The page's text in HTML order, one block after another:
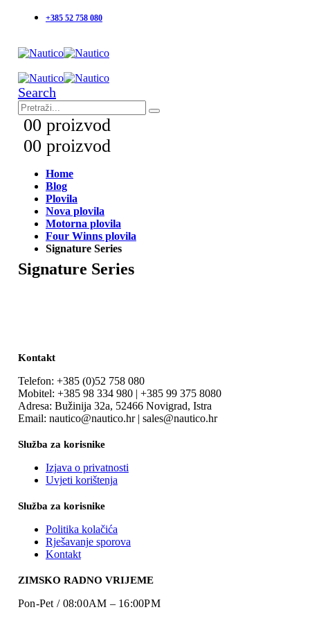
+385 52 758 080
Search
00 proizvod
00 proizvod
Home
Blog
Plovila
Nova plovila
Motorna plovila
Four Winns plovila
Signature Series
Signature Series
Kontakt
Telefon: +385 (0)52 758 080
Mobitel: +385 98 334 980 | +385 99 375 8080
Adresa: Bužinija 32a, 52466 Novigrad, Istra
Email: nautico@nautico.hr | sales@nautico.hr
Služba za korisnike
Izjava o privatnosti
Uvjeti korištenja
Služba za korisnike
Politika kolačića
Rješavanje sporova
Kontakt
ZIMSKO RADNO VRIJEME
Pon-Pet / 08:00AM – 16:00PM